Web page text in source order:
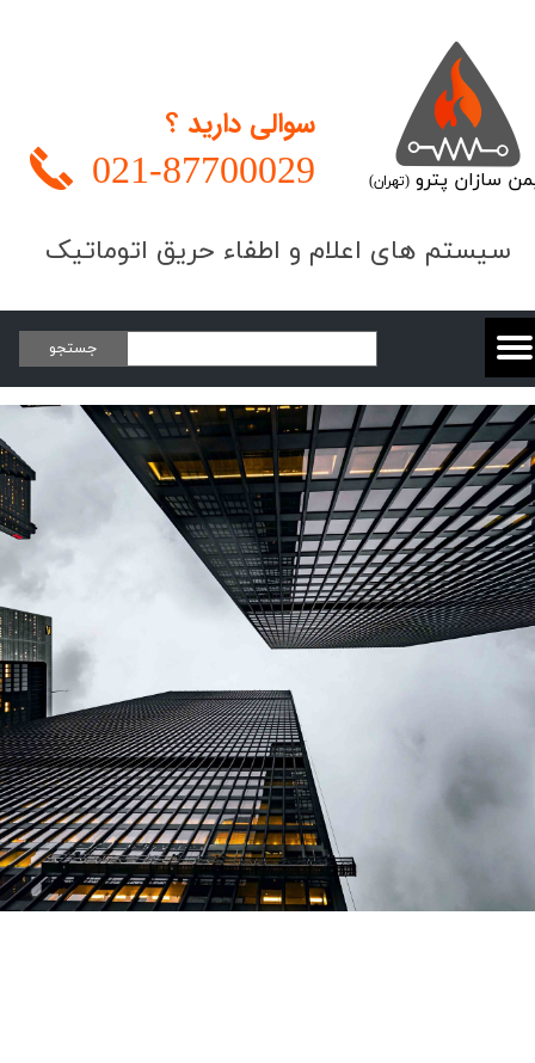
​​​سیستم های اعلام و اطفاء حریق اتوماتیک
سازان پترو(تهران)
سوالی دارید ؟
021-87700029
جستجو